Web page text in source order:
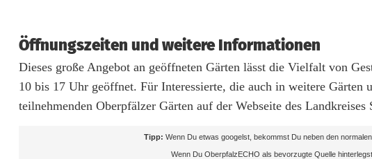
e
l
Öffnungszeiten und weitere Informationen
Dieses große Angebot an geöffneten Gärten lässt die Vielfalt von
10 bis 17 Uhr geöffnet. Für Interessierte, die auch in weitere Gärten
teilnehmenden Oberpfälzer Gärten auf der Webseite des Landkreises
Tipp: Wenn Du etwas googelst, bekommst Du neben den
Wenn Du OberpfalzECHO als bevorzugte Quelle